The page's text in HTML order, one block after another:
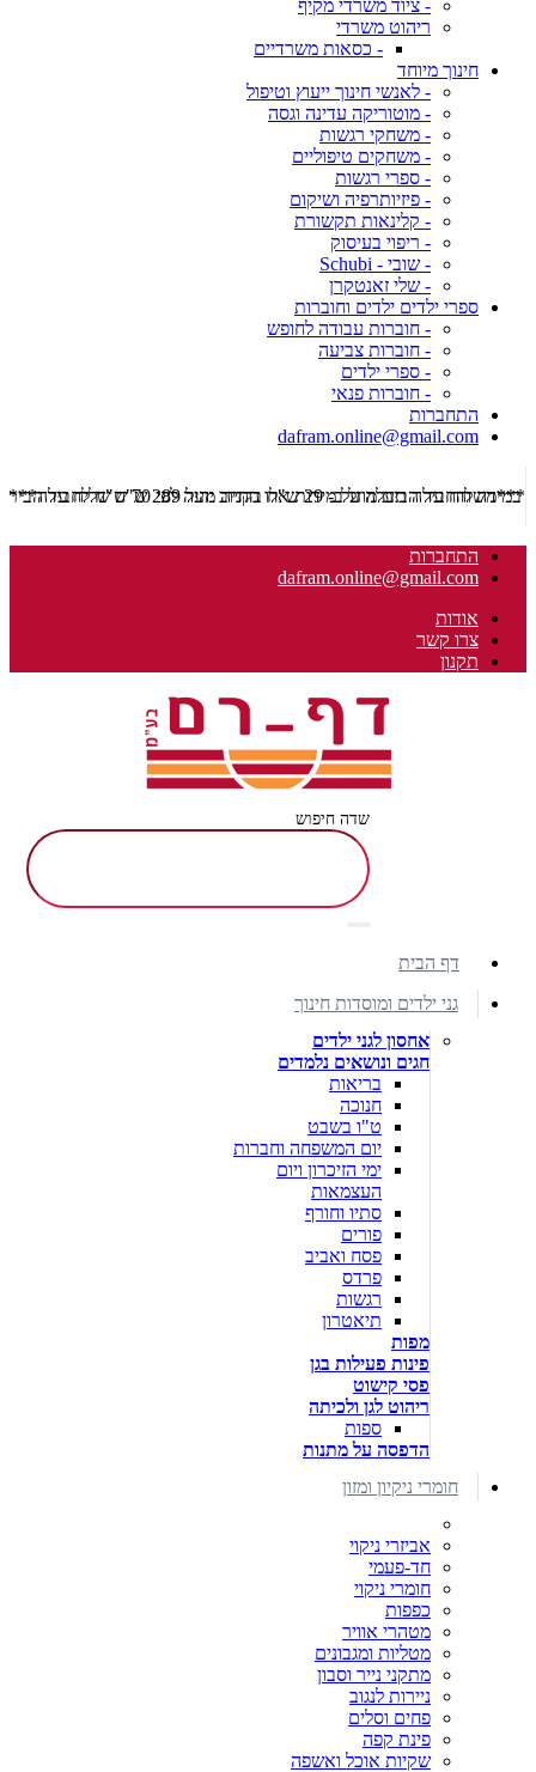
- ציוד משרדי מקיף
ריהוט משרדי
- כסאות משרדיים
חינוך מיוחד
- לאנשי חינוך ייעוץ וטיפול
- מוטוריקה עדינה וגסה
- משחקי רגשות
- משחקים טיפוליים
- ספרי רגשות
- פיזיותרפיה ושיקום
- קלינאות תקשורת
- ריפוי בעיסוק
- שובי - Schubi
- שלי זאנטקרן
ספרי ילדים ילדים וחוברות
- חוברות עבודה לחופש
- חוברות צביעה
- ספרי ילדים
- חוברות פנאי
התחברות
dafram.online@gmail.com
***משלוח עד הבית מוזל ב- 29 ש"ח בקניה מעל 289 ש"ח שליח עד הבית ***
התחברות
dafram.online@gmail.com
אודות
צרו קשר
תקנון
שדה חיפוש
דף הבית
גני ילדים ומוסדות חינוך
אחסון לגני ילדים
חגים ונושאים נלמדים
בריאות
חנוכה
ט"ו בשבט
יום המשפחה וחברות
ימי הזיכרון ויום
העצמאות
סתיו וחורף
פורים
פסח ואביב
פרדס
רגשות
תיאטרון
מפות
פינות פעילות בגן
פסי קישוט
ריהוט לגן ולכיתה
ספות
הדפסה על מתנות
חומרי ניקיון ומזון
אביזרי ניקוי
חד-פעמי
חומרי ניקוי
כפפות
מטהרי אוויר
מטליות ומגבונים
מתקני נייר וסבון
ניירות לנגוב
פחים וסלים
פינת קפה
שקיות אוכל ואשפה